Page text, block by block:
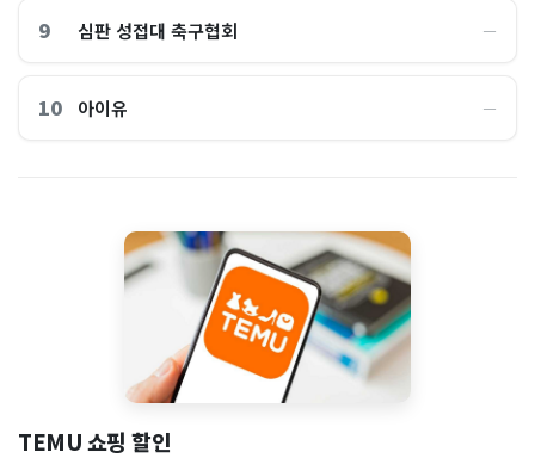
9 심판 성접대 축구협회 ―
10 아이유 ―
TEMU 쇼핑 할인